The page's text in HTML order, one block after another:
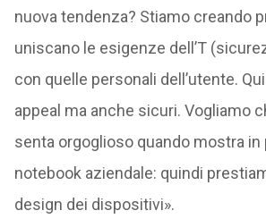
nuova tendenza? Stiamo creando
uniscano le esigenze dell’T
con quelle personali dell’utente.
appeal ma anche sicuri. Vogliamo
senta orgoglioso quando mostra
notebook aziendale: quindi
design dei dispositivi».